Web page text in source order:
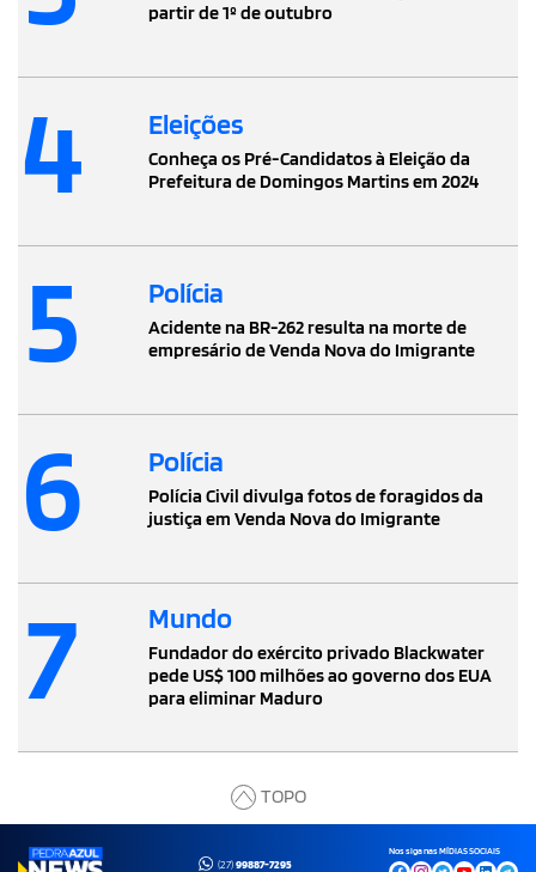
partir de 1º de outubro
4 Eleições
Conheça os Pré-Candidatos à Eleição da
Prefeitura de Domingos Martins em 2024
5 Polícia
Acidente na BR-262 resulta na morte de
empresário de Venda Nova do Imigrante
6 Polícia
Polícia Civil divulga fotos de foragidos da
justiça em Venda Nova do Imigrante
7 Mundo
Fundador do exército privado Blackwater
pede US$ 100 milhões ao governo dos EUA
para eliminar Maduro
TOPO
(27)99887-7295
Nos siga nas MÍDIAS SOCIAIS